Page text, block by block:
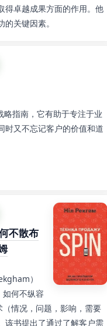
得卓越成果方面的作用。他
关键因素。
指南，它有助于专注于业
时又不忘记客户的价值和道
不散布
）
何不纵容
情况，问题，影响，需要
该书提出了通过了解客户需